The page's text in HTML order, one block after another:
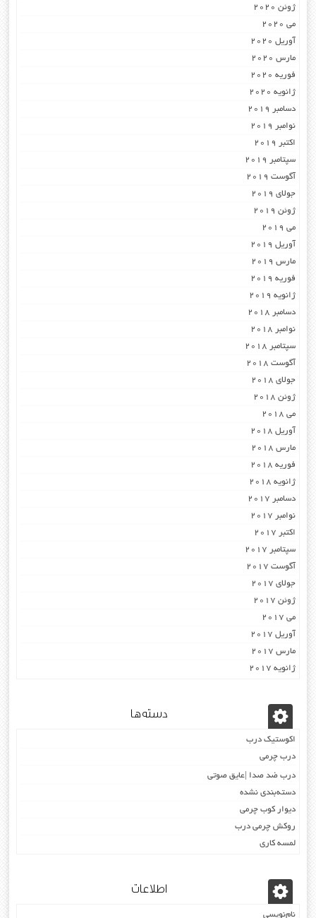
ژوئن 2020
می 2020
آوریل 2020
مارس 2020
فوریه 2020
ژانویه 2020
دسامبر 2019
نوامبر 2019
اکتبر 2019
سپتامبر 2019
آگوست 2019
جولای 2019
ژوئن 2019
می 2019
آوریل 2019
مارس 2019
فوریه 2019
ژانویه 2019
دسامبر 2018
نوامبر 2018
سپتامبر 2018
آگوست 2018
جولای 2018
ژوئن 2018
می 2018
آوریل 2018
مارس 2018
فوریه 2018
ژانویه 2018
دسامبر 2017
نوامبر 2017
اکتبر 2017
سپتامبر 2017
آگوست 2017
جولای 2017
ژوئن 2017
می 2017
آوریل 2017
مارس 2017
ژانویه 2017
دسته‌ها
اکوستیک درب
درب چرمی
درب ضد صدا |عایق صوتی
دسته‌بندی نشده
دیوار کوب چرمی
روکش چرمی درب
لمسه کاری
اطلاعات
نام‌نویسی